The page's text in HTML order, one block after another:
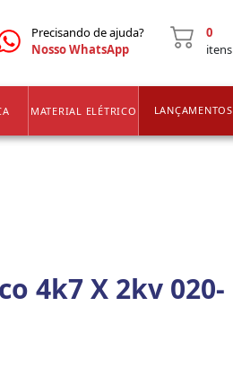
Precisando de ajuda?
Nosso WhatsApp
0
itens
MATERIAL ELÉTRICO LANÇAMENTOS
4k7 X 2kv 020-